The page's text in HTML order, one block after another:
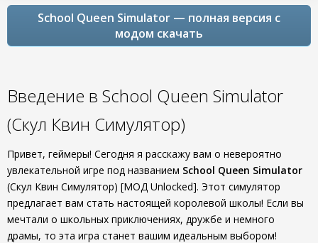
School Queen Simulator — полная версия с
модом скачать
Введение в School Queen Simulator
(Скул Квин Симулятор)
Привет, геймеры! Сегодня я расскажу вам о невероятно
увлекательной игре под названием School Queen Simulator
(Скул Квин Симулятор) [МОД Unlocked]. Этот симулятор
предлагает вам стать настоящей королевой школы! Если вы
мечтали о школьных приключениях, дружбе и немного
драмы, то эта игра станет вашим идеальным выбором!